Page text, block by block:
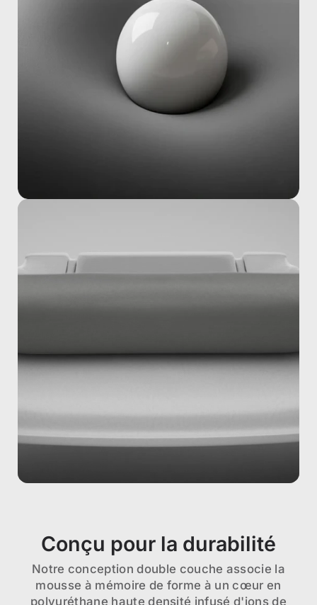
Conçu pour la durabilité
Notre conception double couche associe la
mousse à mémoire de forme à un cœur en
polyuréthane haute densité infusé d'ions de